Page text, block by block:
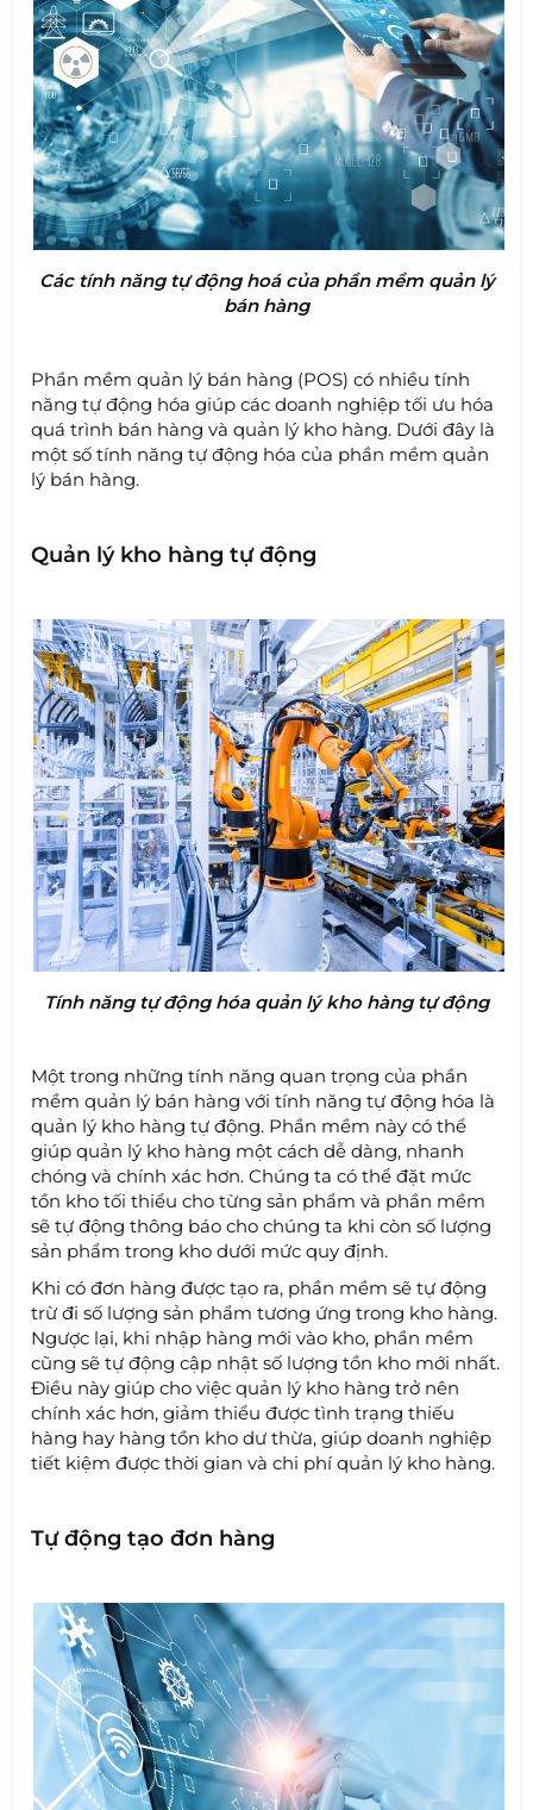
Các tính năng tự động hoá của phần mềm quản lý
bán hàng
Phần mềm quản lý bán hàng (POS) có nhiều tính
năng tự động hóa giúp các doanh nghiệp tối ưu hóa
quá trình bán hàng và quản lý kho hàng. Dưới đây là
một số tính năng tự động hóa của phần mềm quản
lý bán hàng.
Quản lý kho hàng tự động
Tính năng tự động hóa quản lý kho hàng tự động
Một trong những tính năng quan trọng của phần
mềm quản lý bán hàng với tính năng tự động hóa là
quản lý kho hàng tự động. Phần mềm này có thể
giúp quản lý kho hàng một cách dễ dàng, nhanh
chóng và chính xác hơn. Chúng ta có thể đặt mức
tồn kho tối thiểu cho từng sản phẩm và phần mềm
sẽ tự động thông báo cho chúng ta khi còn số lượng
sản phẩm trong kho dưới mức quy định.
Khi có đơn hàng được tạo ra, phần mềm sẽ tự động
trừ đi số lượng sản phẩm tương ứng trong kho hàng.
Ngược lại, khi nhập hàng mới vào kho, phần mềm
cũng sẽ tự động cập nhật số lượng tồn kho mới nhất.
Điều này giúp cho việc quản lý kho hàng trở nên
chính xác hơn, giảm thiểu được tình trạng thiếu
hàng hay hàng tồn kho dư thừa, giúp doanh nghiệp
tiết kiệm được thời gian và chi phí quản lý kho hàng.
Tự động tạo đơn hàng